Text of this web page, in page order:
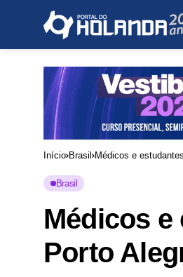
Início Brasil Médicos e
Brasil
Médicos e
Porto